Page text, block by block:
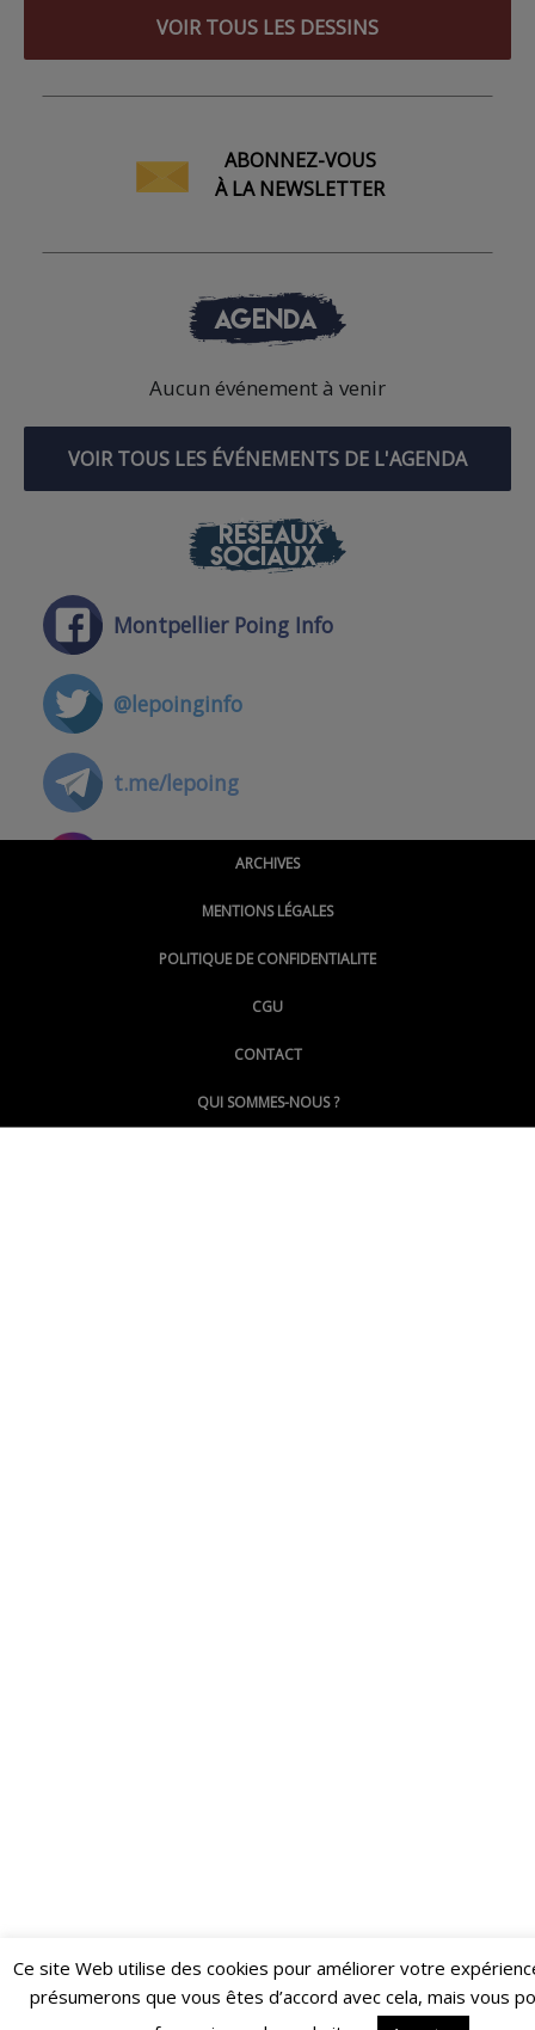
VOIR TOUS LES DESSINS
ABONNEZ-VOUS
À LA NEWSLETTER
AGENDA
Aucun événement à venir
VOIR TOUS LES ÉVÉNEMENTS DE L'AGENDA
RÉSEAUX
SOCIAUX
Montpellier Poing Info
@lepoinginfo
t.me/lepoing
@montpellierpoinginfo
@LePoingMontpellier
ARCHIVES
MENTIONS LÉGALES
POLITIQUE DE CONFIDENTIALITE
CGU
CONTACT
QUI SOMMES-NOUS ?
Restez informé·e des dernières actualités du Poing !
Ce site Web utilise des cookies pour améliorer votre
présumerons que vous êtes d’accord avec cela, mais vous